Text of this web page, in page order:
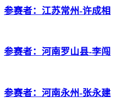
参赛者：江苏常州-许成相
参赛者：河南罗山县-李闯
参赛者：河南永州-张永建